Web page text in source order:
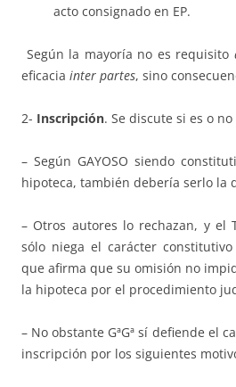
acto consignado en EP.
Según la mayoría no es requisito
eficacia inter partes, sino
2- Inscripción. Se discute si es o
– Según GAYOSO siendo
hipoteca, también debería serlo la
– Otros autores lo rechazan, y el
sólo niega el carácter
que afirma que su omisión no
la hipoteca por el procedimiento
– No obstante GªGª sí defiende el
inscripción por los siguientes